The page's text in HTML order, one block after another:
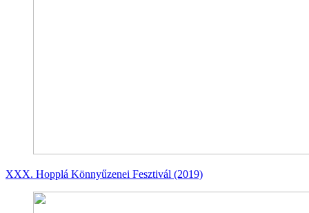
XXX. Hopplá Könnyűzenei Fesztivál (2019)